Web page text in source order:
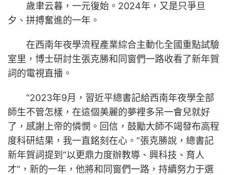
歲聿云暮，一元復始。2024年，又是只爭旦
夕、拼搏奮進的一年。
在西南年夜學流程產業綜合主動化全國重點試驗
室里，博士研討生張克勝和同窗們一路收看了新年賀
詞的電視直播。
“2023年9月，習近平總書記給西南年夜學全部
師生不管怎樣，在這個美麗的夢裡多呆一會兒就好
了，感謝上帝的憐憫。回信，鼓勵大師不竭發布高程
度科研結果，我一直銘刻在心。”張克勝說，總書記
新年賀詞提到“以更鼎力度辦教導、興科技、育人
才”，新的一年，他將和同窗們一路，持續努力于選